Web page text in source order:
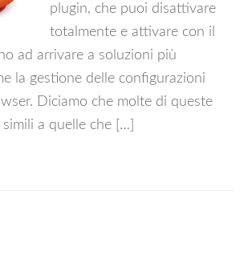
plugin, che puoi disattivare
totalmente e attivare con il
ad arrivare a soluzioni più
la gestione delle configurazioni
Diciamo che molte di queste
a quelle che […]